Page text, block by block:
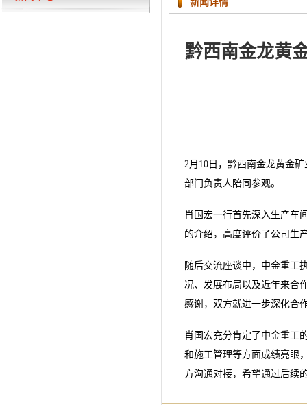
新闻详情
黔西南金龙黄
2月10日，黔西南金龙黄金
部门负责人陪同参观。
肖国宏一行首先深入生产车
的介绍，高度评价了公司生
随后交流座谈中，中金重工
况、发展布局以及近年来合
感谢，双方就进一步深化合
肖国宏充分肯定了中金重工
和施工管理等方面成绩亮眼
方沟通对接，希望通过后续